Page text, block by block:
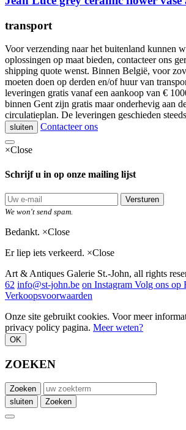
transport
Voor verzending naar het buitenland kunnen
oplossingen op maat bieden, contacteer ons
shipping quote wenst. Binnen België, voor
moeten doen op derden en/of huur van
leveringen gratis vanaf een aankoop van €
binnen Gent zijn gratis maar onderhevig aan
circulatieplan. De leveringen geschieden
sluiten Contacteer ons
×Close
Schrijf u in op onze mailing lijst
Versturen
We won't send spam.
Bedankt. ×Close
Er liep iets verkeerd. ×Close
Art & Antiques Galerie St.-John, all rights
62 info@st-john.be on Instagram Volg ons op
Verkoopsvoorwaarden
Onze site gebruikt cookies. Voor meer
privacy policy pagina. Meer weten?
OK
ZOEKEN
Zoeken
sluiten
Zoeken